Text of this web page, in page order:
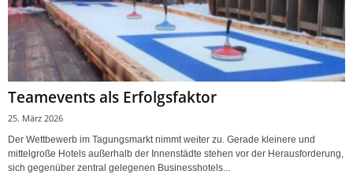
Teamevents als Erfolgsfaktor
25. März 2026
Der Wettbewerb im Tagungsmarkt nimmt weiter zu. Gerade kleinere und
mittelgroße Hotels außerhalb der Innenstädte stehen vor der Herausforderung,
sich gegenüber zentral gelegenen Businesshotels...